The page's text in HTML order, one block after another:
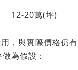
12-20萬(坪)
，與實際價格仍有
為假設：